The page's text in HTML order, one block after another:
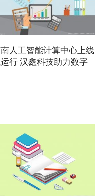
人工智能计算中心上线
行 汉鑫科技助力数字